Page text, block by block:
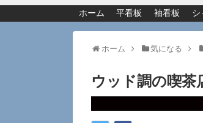
ホーム 平看板 袖看板 シ
ホーム 気になる
ウッド調の喫茶